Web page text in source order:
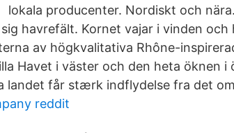
lokala producenter. Nordiskt och
havrefält. Kornet vajar i vinden
av högkvalitativa Rhône-
Havet i väster och den heta öknen
landet får stærk indflydelse fra det
reddit